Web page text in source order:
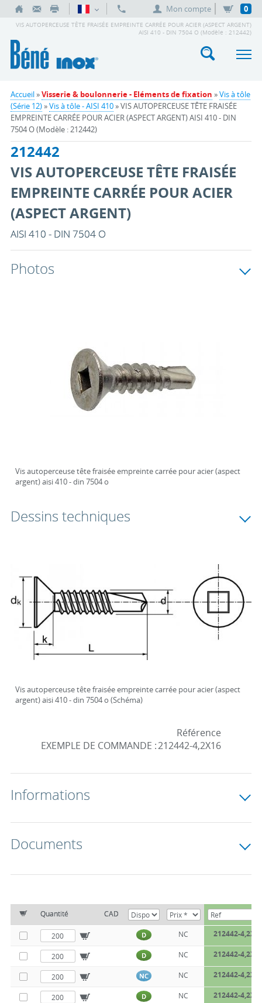
Mon compte 0
VIS AUTOPERCEUSE TÊTE FRAISÉE EMPREINTE CARRÉE POUR ACIER (ASPECT ARGENT)
AISI 410 - DIN 7504 O (Modèle : 212442)
Accueil»Visserie & boulonnerie - Eléments de fixation »Vis à tôle
(Série 12)»Vis à tôle - AISI 410» VIS AUTOPERCEUSE TÊTE FRAISÉE
EMPREINTE CARRÉE POUR ACIER (ASPECT ARGENT) AISI 410 - DIN
7504 O (Modèle : 212442)
212442
VIS AUTOPERCEUSE TÊTE FRAISÉE
EMPREINTE CARRÉE POUR ACIER
(ASPECT ARGENT)
AISI 410 - DIN 7504 O
Photos
Vis autoperceuse tête fraisée empreinte carrée pour acier (aspect
argent) aisi 410 - din 7504 o
Dessins techniques
Vis autoperceuse tête fraisée empreinte carrée pour acier (aspect
argent) aisi 410 - din 7504 o (Schéma)
EXEMPLE DE COMMANDE :
Référence
212442-4,2X16
Informations
Documents
Quantité CAD
D NC 212442-
D NC 212442-
NC NC 212442-
D NC 212442-